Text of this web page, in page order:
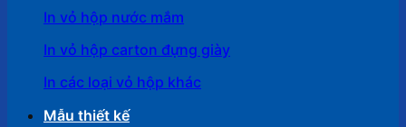
In vỏ hộp nước mắm
In vỏ hộp carton đựng giày
In các loại vỏ hộp khác
Mẫu thiết kế